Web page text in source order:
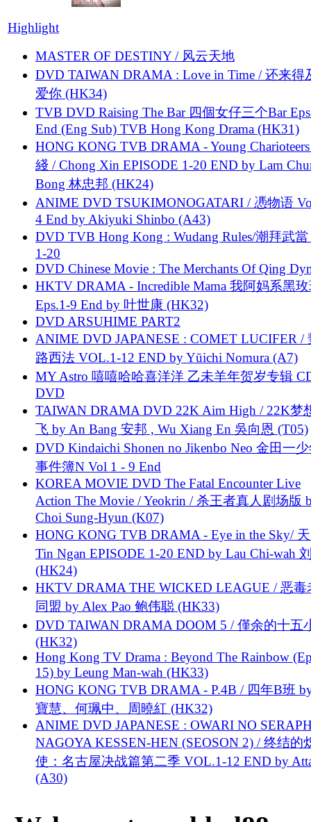
Highlight
MASTER OF DESTINY / 风云天地
DVD TAIWAN DRAMA : Love in Time / 还来得
爱你 (HK34)
TVB DVD Raising The Bar 四個女仔三个Bar
End (Eng Sub) TVB Hong Kong Drama (HK31)
HONG KONG TVB DRAMA - Young
綫 / Chong Xin EPISODE 1-20 END by Lam
Bong 林忠邦 (HK24)
ANIME DVD TSUKIMONOGATARI / 慿物语
4 End by Akiyuki Shinbo (A43)
DVD TVB Hong Kong : Wudang Rules/潮拜武當
1-20
DVD Chinese Movie : The Merchants Of Qing
HKTV DRAMA - Incredible Mama 我阿妈系黑
Eps.1-9 End by 叶世康 (HK32)
DVD ARSUHIME PART2
ANIME DVD JAPANESE : COMET LUCIFER /
路西法 VOL.1-12 END by Yūichi Nomura (A7)
MY Astro 嘻嘻哈哈喜洋洋 乙未羊年贺岁专辑
DVD
TAIWAN DRAMA DVD 22K Aim High / 22K梦
飞 by An Bang 安邦 , Wu Xiang En 吳向恩 (T05)
DVD Kindaichi Shonen no Jikenbo Neo 金田一
事件簿N Vol 1 - 9 End
KOREA MOVIE DVD The Fatal Encounter Live
Action The Movie / Yeokrin / 杀王者真人剧场版
Choi Sung-Hyun (K07)
HONG KONG TVB DRAMA - Eye in the Sky/
Tin Ngan EPISODE 1-20 END by Lau Chi-wah
(HK24)
HKTV DRAMA THE WICKED LEAGUE / 恶毒
同盟 by Alex Pao 鲍伟聪 (HK33)
DVD TAIWAN DRAMA DOOM 5 / 僅余的十五
(HK32)
Hong Kong TV Drama : Beyond The Rainbow
15) by Leung Man-wah (HK33)
HONG KONG TVB DRAMA - P.4B / 四年B班
寶慧、何珮中、周曉紅 (HK32)
ANIME DVD JAPANESE : OWARI NO
NAGOYA KESSEN-HEN (SEOSON 2) / 终结的
使：名古屋决战篇第二季 VOL.1-12 END by
(A30)